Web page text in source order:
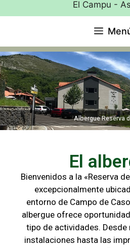
El Campu -
Albergue Reserva
El
Bienvenidos a la «Reserva
excepcionalmente
entorno de Campo de
albergue ofrece
tipo de actividades.
instalaciones hasta las